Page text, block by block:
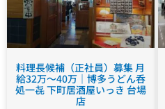
料理長候補（正社員）募集 月
給32万～40万｜博多うどん呑
処一㐂 下町居酒屋いっき 台場
店